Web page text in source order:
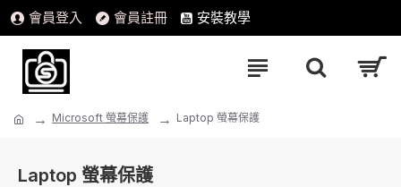
會員登入 會員註冊 安裝教學
Microsoft 螢幕保護 Laptop 螢幕保護
Laptop 螢幕保護